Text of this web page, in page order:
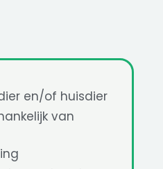
en/of huisdier
van